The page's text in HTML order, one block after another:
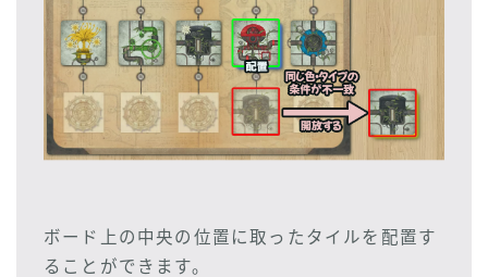
ボード上の中央の位置に取ったタイルを配置す
ることができます。